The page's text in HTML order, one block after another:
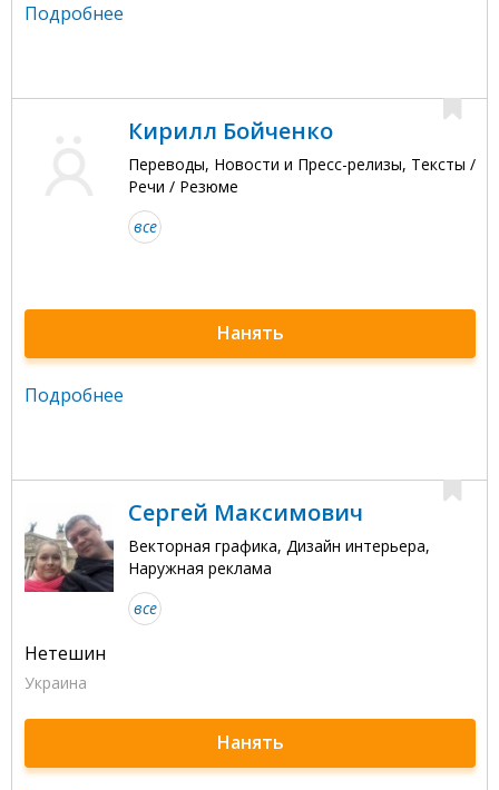
Подробнее
Кирилл Бойченко
Переводы, Новости и Пресс-релизы, Тексты /
Речи / Резюме
все
Нанять
Подробнее
Сергей Максимович
Векторная графика, Дизайн интерьера,
Наружная реклама
все
Нетешин
Украина
Нанять